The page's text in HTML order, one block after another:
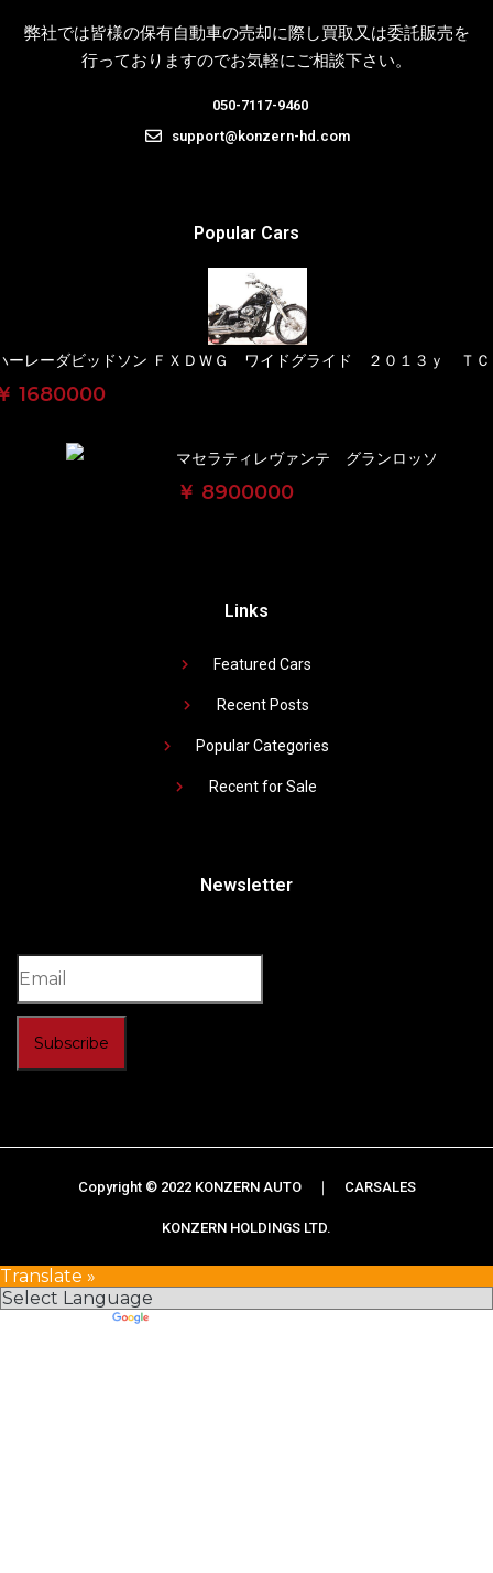
弊社では皆様の保有自動車の売却に際し買取又は委託販売を
行っておりますのでお気軽にご相談下さい。
050-7117-9460
support@konzern-hd.com
Popular Cars
ーレーダビッドソン ＦＸＤＷＧ ワイドグライド ２０１３ｙ ＴＣ
1680000
マセラティレヴァンテ グランロッソ
￥ 8900000
Links
Featured Cars
Recent Posts
Popular Categories
Recent for Sale
Newsletter
Subscribe
Copyright © 2022 KONZERN AUTO ｜ CARSALES
KONZERN HOLDINGS LTD.
Translate »